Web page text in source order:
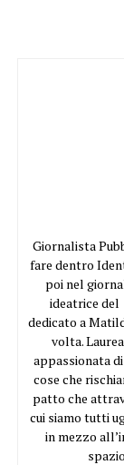
Giornalista
fare dentro
poi nel
ideatrice del
dedicato a
volta.
appassionata
cose che
patto che
cui siamo tutti
in mezzo